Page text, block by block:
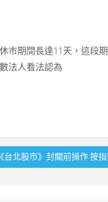
市期間長達11天，這段
法人看法認為
《台北股市》封關前操作 按